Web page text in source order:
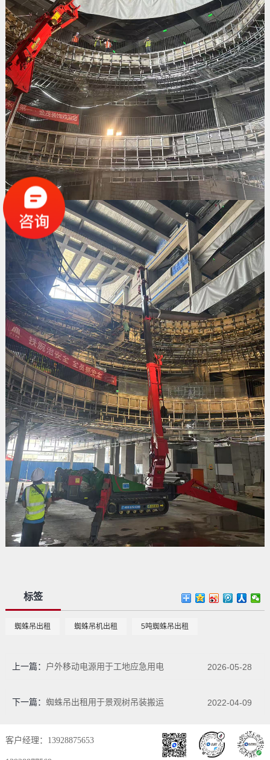
标签
蜘蛛吊出租 蜘蛛吊机出租 5吨蜘蛛吊出租
上一篇： 户外移动电源用于工地应急用电 2026-05-28
下一篇： 蜘蛛吊出租用于景观树吊装搬运 2022-04-09
客户经理：13928875653